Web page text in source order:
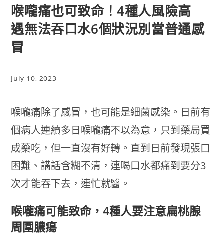
喉嚨痛也可致命！4種人風險高
遇無法吞口水6個狀況別當普通感
冒
July 10, 2023
喉嚨痛除了感冒，也可能是細菌感染。日前有
個病人連續多日喉嚨痛不以為意，只到藥局買
成藥吃，但一直沒有好轉。直到日前發現張口
困難、講話含糊不清，連喝口水都痛到要分3
次才能吞下去，連忙就醫。
喉嚨痛可能致命，4種人要注意扁桃腺
周圍膿瘍